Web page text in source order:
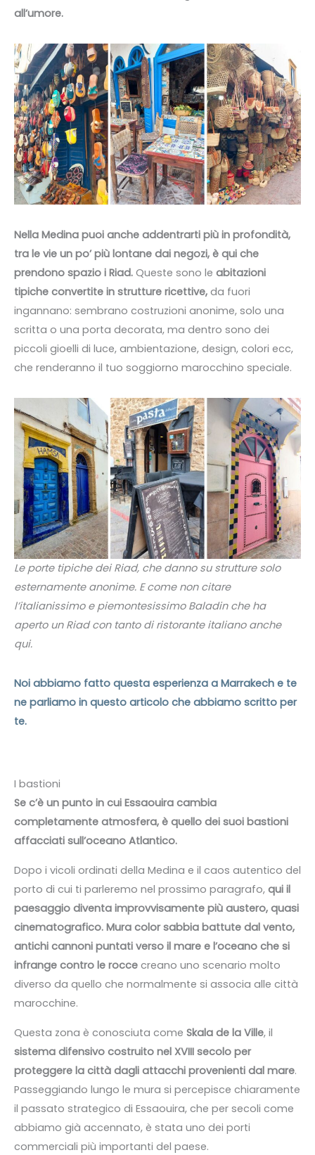
all’umore.
Nella Medina puoi anche addentrarti più in profondità,
tra le vie un po’ più lontane dai negozi, è qui che
prendono spazio i Riad. Queste sono le abitazioni
tipiche convertite in strutture ricettive, da fuori
ingannano: sembrano costruzioni anonime, solo una
scritta o una porta decorata, ma dentro sono dei
piccoli gioelli di luce, ambientazione, design, colori ecc,
che renderanno il tuo soggiorno marocchino speciale.
Le porte tipiche dei Riad, che danno su strutture solo
esternamente anonime. E come non citare
l’italianissimo e piemontesissimo Baladin che ha
aperto un Riad con tanto di ristorante italiano anche
qui.
Noi abbiamo fatto questa esperienza a Marrakech e te
ne parliamo in questo articolo che abbiamo scritto per
te.
I bastioni
Se c’è un punto in cui Essaouira cambia
completamente atmosfera, è quello dei suoi bastioni
affacciati sull’oceano Atlantico.
Dopo i vicoli ordinati della Medina e il caos autentico del
porto di cui ti parleremo nel prossimo paragrafo, qui il
paesaggio diventa improvvisamente più austero, quasi
cinematografico. Mura color sabbia battute dal vento,
antichi cannoni puntati verso il mare e l’oceano che si
infrange contro le rocce creano uno scenario molto
diverso da quello che normalmente si associa alle città
marocchine.
Questa zona è conosciuta come Skala de la Ville, il
sistema difensivo costruito nel XVIII secolo per
proteggere la città dagli attacchi provenienti dal mare.
Passeggiando lungo le mura si percepisce chiaramente
il passato strategico di Essaouira, che per secoli come
abbiamo già accennato, è stata uno dei porti
commerciali più importanti del paese.